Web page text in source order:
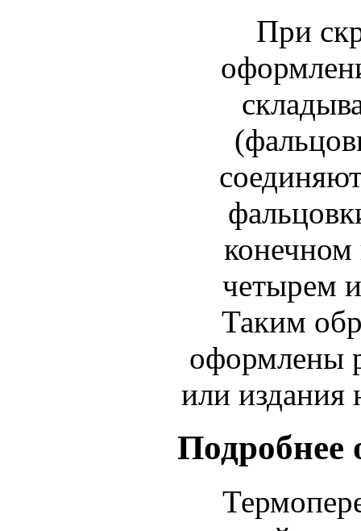
При
конечном
четырем
Таким
оформлены
или издания
Подробнее